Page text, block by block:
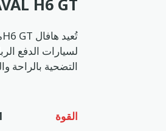
H6 GT
التضحية بالراحة
القوة